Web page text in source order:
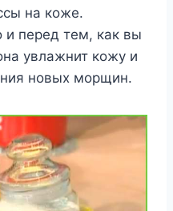
на коже.
и перед тем, как вы
увлажнит кожу и
новых морщин.